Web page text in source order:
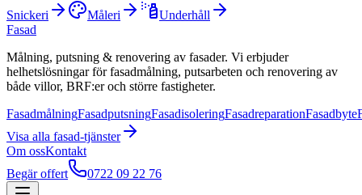
Snickeri
Måleri
Underhåll
Fasad
Målning, putsning & renovering av fasader. Vi erbjuder
helhetslösningar för fasadmålning, putsarbeten och renovering av
både villor, BRF:er och större fastigheter.
FasadmålningFasadputsningFasadisoleringFasadreparationFasadbyte
Visa alla fasad-tjänster
Om ossKontakt
Begär offert
0722 09 22 76